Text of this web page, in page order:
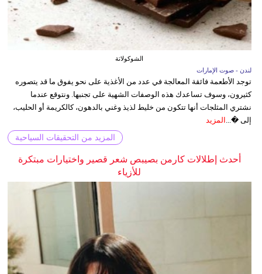
الشوكولاتة
لندن - صوت الإمارات
توجد الأطعمة فائقة المعالجة في عدد من الأغذية على نحو يفوق ما قد يتصوره
كثيرون، وسوف تساعدك هذه الوصفات الشهية على تجنبها. ونتوقع عندما
نشتري المثلجات أنها تتكون من خليط لذيذ وغني بالدهون، كالكريمة أو الحليب،
إلى �...
المزيد
المزيد من التحقيقات السياحية
أحدث إطلالات كارمن بصيبص شعر قصير واختيارات مبتكرة
للأزياء